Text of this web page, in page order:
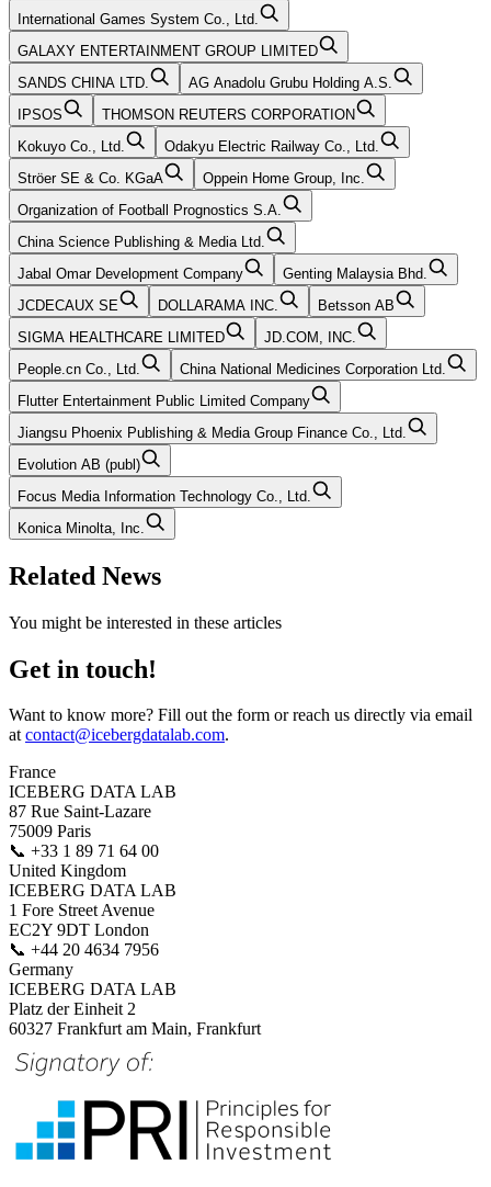
International Games System Co., Ltd.
GALAXY ENTERTAINMENT GROUP LIMITED
SANDS CHINA LTD.
AG Anadolu Grubu Holding A.S.
IPSOS
THOMSON REUTERS CORPORATION
Kokuyo Co., Ltd.
Odakyu Electric Railway Co., Ltd.
Ströer SE & Co. KGaA
Oppein Home Group, Inc.
Organization of Football Prognostics S.A.
China Science Publishing & Media Ltd.
Jabal Omar Development Company
Genting Malaysia Bhd.
JCDECAUX SE
DOLLARAMA INC.
Betsson AB
SIGMA HEALTHCARE LIMITED
JD.COM, INC.
People.cn Co., Ltd.
China National Medicines Corporation Ltd.
Flutter Entertainment Public Limited Company
Jiangsu Phoenix Publishing & Media Group Finance Co., Ltd.
Evolution AB (publ)
Focus Media Information Technology Co., Ltd.
Konica Minolta, Inc.
Related News
You might be interested in these articles
Get in touch!
Want to know more? Fill out the form or reach us directly via email
atcontact@icebergdatalab.com.
France
ICEBERG DATA LAB
87 Rue Saint-Lazare
75009 Paris
📞 +33 1 89 71 64 00
United Kingdom
ICEBERG DATA LAB
1 Fore Street Avenue
EC2Y 9DT London
📞 +44 20 4634 7956
Germany
ICEBERG DATA LAB
Platz der Einheit 2
60327 Frankfurt am Main, Frankfurt